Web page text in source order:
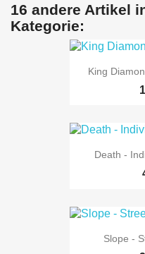
16 andere Artikel
Kategorie:
King
Death -
Slope -